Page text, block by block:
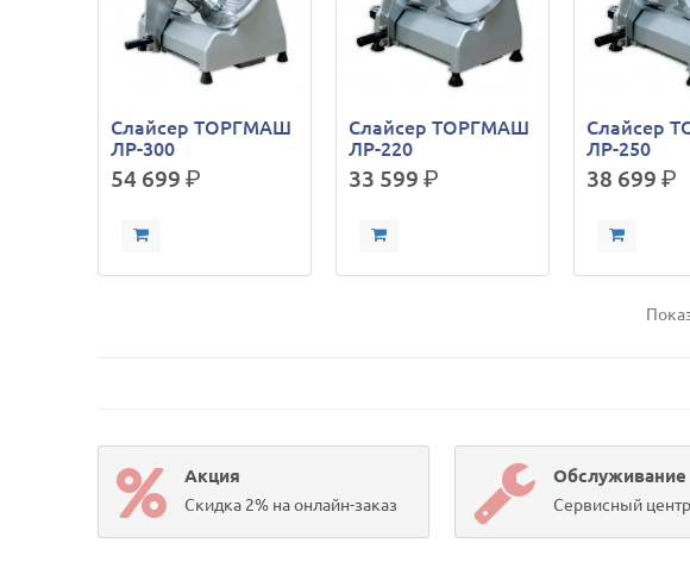
Слайсер ТОРГМАШ
ЛР-300
54 699р.
Слайсер ТОРГМАШ
ЛР-220
33 599р.
Слайсер
ЛР-250
38 699р.
Акция
Скидка 2% на онлайн-заказ
Обслуживание
Сервисный центр